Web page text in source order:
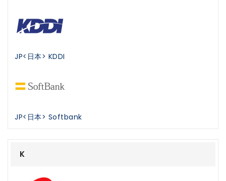
JP<日本> KDDI
JP<日本> Softbank
K